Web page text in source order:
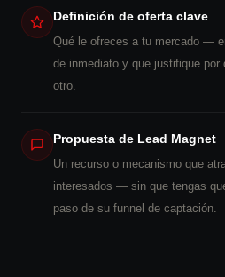
Definición de oferta clave
Qué le ofreces a tu mercado —
de inmediato y que justifique
otro.
Propuesta de Lead Magnet
Un recurso o mecanismo que
interesados — sin que tengas
paso de su funnel de captación.